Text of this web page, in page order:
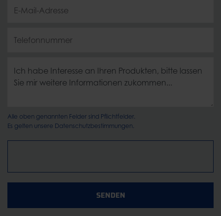
Alle oben genannten Felder sind Pflichtfelder.
Es gelten unsere Datenschutzbestimmungen.
SENDEN